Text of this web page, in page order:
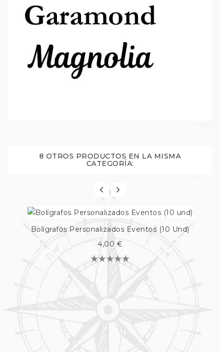
8 OTROS PRODUCTOS EN LA MISMA
CATEGORÍA:
Bolígrafos Personalizados Eventos (10 Und)
4,00 €